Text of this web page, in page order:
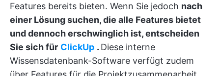
Features bereits bieten. Wenn Sie jedoch nach
einer Lösung suchen, die alle Features bietet
und dennoch erschwinglich ist, entscheiden
Sie sich für ClickUp . Diese interne
Wissensdatenbank-Software verfügt zudem